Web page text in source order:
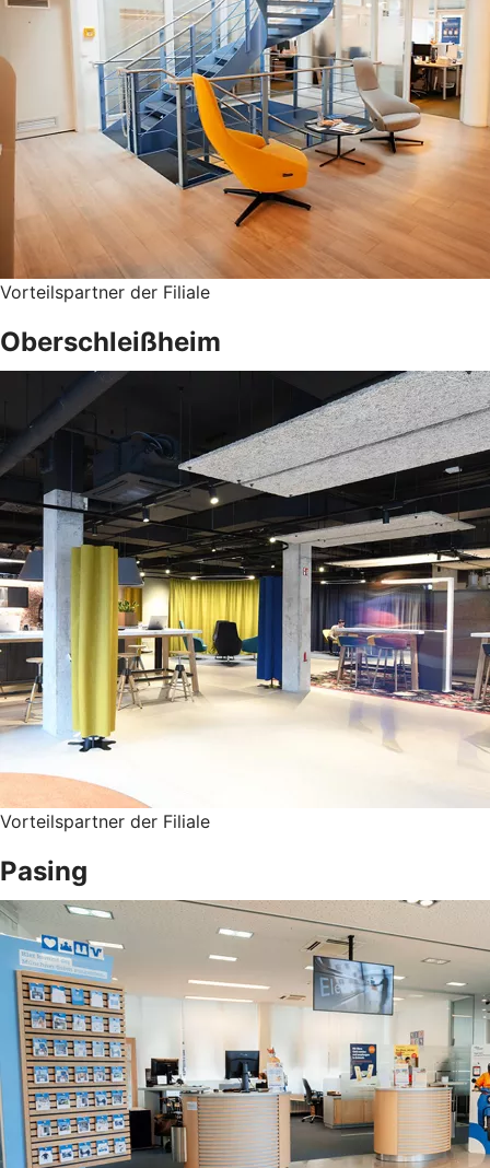
Vorteilspartner der Filiale
Oberschleißheim
Vorteilspartner der Filiale
Pasing